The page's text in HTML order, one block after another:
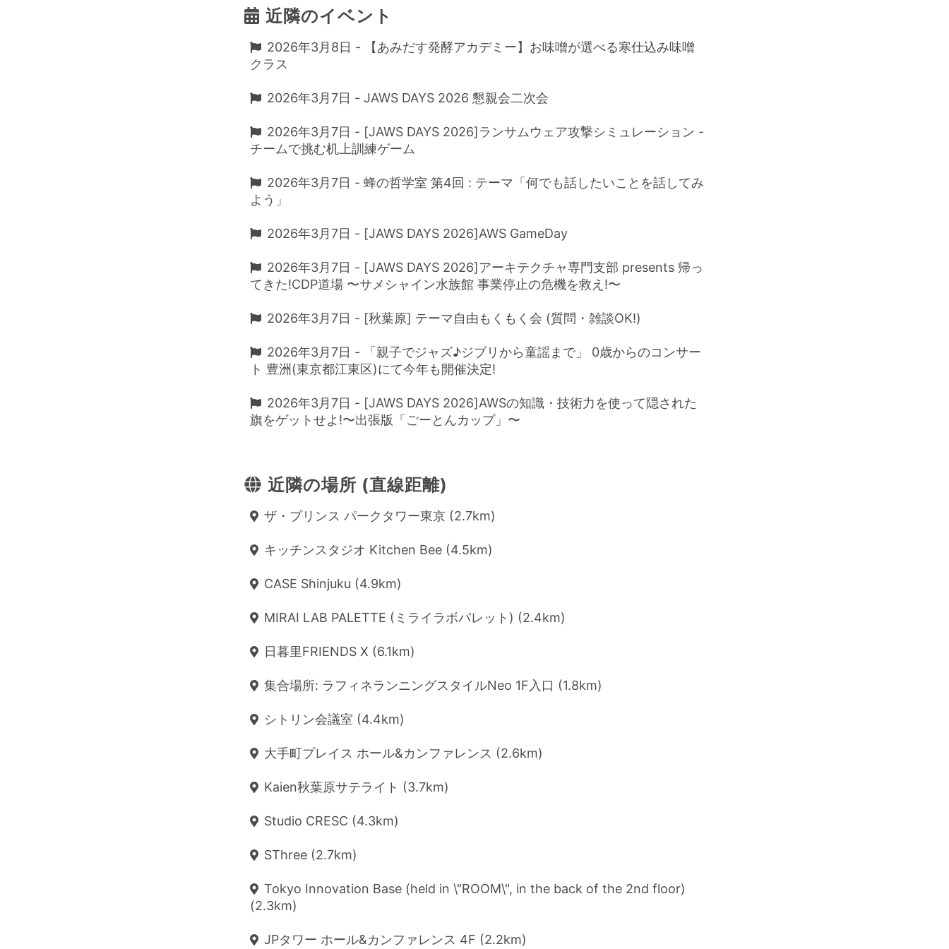
近隣のイベント
2026年3月8日 - 【あみだす発酵アカデミー】お味噌が選べる寒仕込み味噌
クラス
2026年3月7日 - JAWS DAYS 2026 懇親会二次会
2026年3月7日 - [JAWS DAYS 2026]ランサムウェア攻撃シミュレーション -
チームで挑む机上訓練ゲーム
2026年3月7日 - 蜂の哲学室 第4回 : テーマ「何でも話したいことを話してみ
よう」
2026年3月7日 - [JAWS DAYS 2026]AWS GameDay
2026年3月7日 - [JAWS DAYS 2026]アーキテクチャ専門支部 presents 帰っ
てきた!CDP道場 〜サメシャイン水族館 事業停止の危機を救え!〜
2026年3月7日 - [秋葉原] テーマ自由もくもく会 (質問・雑談OK!)
2026年3月7日 - 「親子でジャズ♪ジブリから童謡まで」 0歳からのコンサー
ト 豊洲(東京都江東区)にて今年も開催決定!
2026年3月7日 - [JAWS DAYS 2026]AWSの知識・技術力を使って隠された
旗をゲットせよ!〜出張版「ごーとんカップ」〜
近隣の場所 (直線距離)
ザ・プリンス パークタワー東京 (2.7km)
キッチンスタジオ Kitchen Bee (4.5km)
CASE Shinjuku (4.9km)
MIRAI LAB PALETTE (ミライラボパレット) (2.4km)
日暮里FRIENDS X (6.1km)
集合場所: ラフィネランニングスタイルNeo 1F入口 (1.8km)
シトリン会議室 (4.4km)
大手町プレイス ホール&カンファレンス (2.6km)
Kaien秋葉原サテライト (3.7km)
Studio CRESC (4.3km)
SThree (2.7km)
Tokyo Innovation Base (held in \"ROOM\", in the back of the 2nd floor)
(2.3km)
JPタワー ホール&カンファレンス 4F (2.2km)